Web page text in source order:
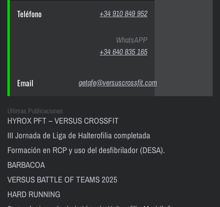
Teléfono +34 910 849 952
WhatsAPP
+34 640 835 165
Email getafe@versuscrossfit.com
Últimas Publicaciones
HYROX PFT – VERSUS CROSSFIT
III Jornada de Liga de Halterofilia completada
Formación en RCP y uso del desfibrilador (DESA).
BARBACOA
VERSUS BATTLE OF TEAMS 2025
HARD RUNNING